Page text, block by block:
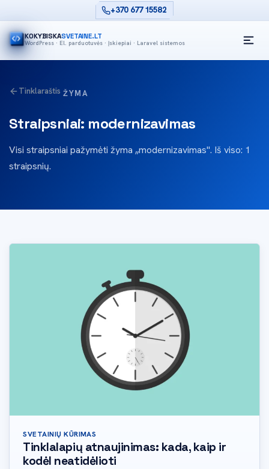
+370 677 15582
KOKYBISKASVETAINE.LT
WordPress · El. parduotuvės · Įskiepiai · Laravel sistemos
Tinklaraštis ŽYMA
Straipsniai: modernizavimas
Visi straipsniai pažymėti žyma „modernizavimas". Iš viso: 1
straipsnių.
SVETAINIŲ KŪRIMAS
Tinklalapių atnaujinimas: kada, kaip ir
kodėl neatidėlioti